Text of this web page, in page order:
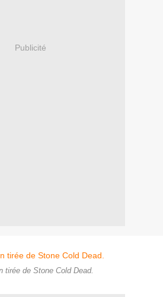
Publicité
tirée de Stone Cold Dead.